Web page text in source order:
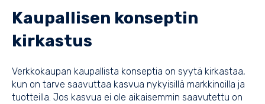
Kaupallisen konseptin
kirkastus
Verkkokaupan kaupallista konseptia on syytä kirkastaa,
kun on tarve saavuttaa kasvua nykyisillä markkinoilla ja
tuotteilla. Jos kasvua ei ole aikaisemmin saavutettu on